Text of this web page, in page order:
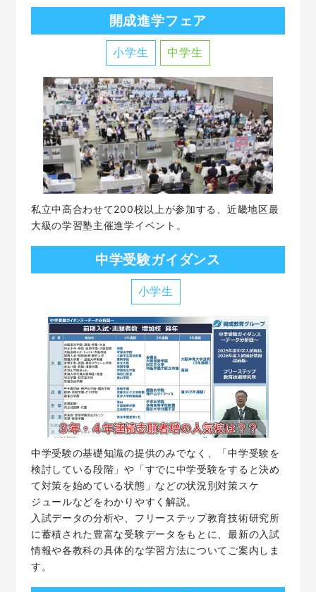
開成進学フェア
小学生 中学生
私立中高合わせて200校以上が参加する、近畿地区最
大級の学習塾主催進学イベント。
中学受験ガイダンス
小学生
中学受験の基礎知識の提供のみでなく、「中学受験を
検討している段階」や「すでに中学受験をすると決め
て対策を始めている状態」などの状況別対策スケ
ジュールなどをわかりやすく解説。
入試データの分析や、フリーステップ教育技術研究所
に蓄積された豊富な受験データをもとに、最新の入試
情報や各教科の具体的な学習方法についてご案内しま
す。